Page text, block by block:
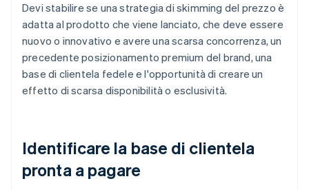
Devi stabilire se una strategia di skimming del prezzo è
adatta al prodotto che viene lanciato, che deve essere
nuovo o innovativo e avere una scarsa concorrenza, un
precedente posizionamento premium del brand, una
base di clientela fedele e l'opportunità di creare un
effetto di scarsa disponibilità o esclusività.
Identificare la base di clientela
pronta a pagare